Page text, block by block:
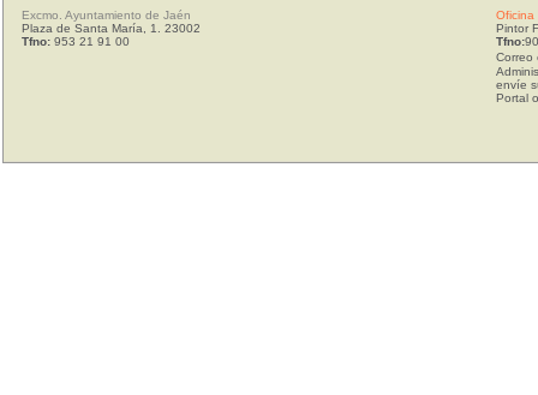
Excmo. Ayuntamiento de Jaén
Plaza de Santa María, 1. 23002
Tfno: 953 21 91 00
Oficina
Pintor
Tfno:
Correo
envíe
Portal